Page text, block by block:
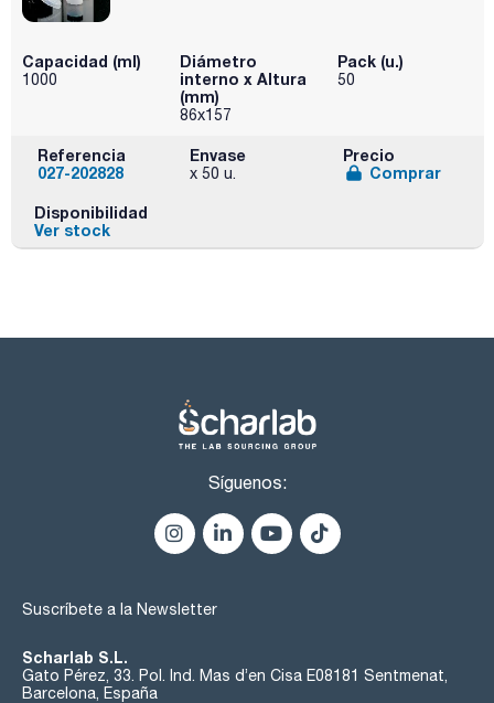
Capacidad (ml)
1000
Diámetro
interno x Altura
(mm)
86x157
Pack (u.)
50
Referencia
027-202828
Envase
x 50 u.
Precio
Comprar
Disponibilidad
Ver stock
Síguenos:
Suscríbete a la Newsletter
Scharlab S.L.
Gato Pérez, 33. Pol. Ind. Mas d’en Cisa E08181 Sentmenat,
Barcelona, España